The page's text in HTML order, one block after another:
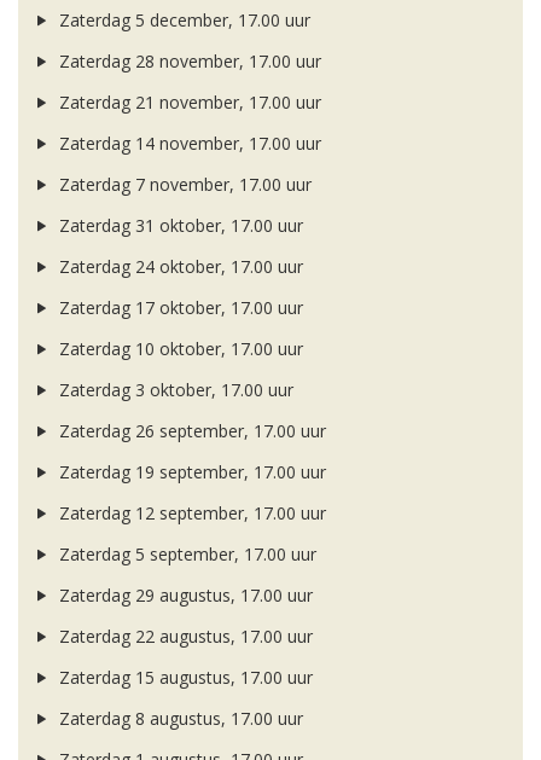
Zaterdag 5 december, 17.00 uur
Zaterdag 28 november, 17.00 uur
Zaterdag 21 november, 17.00 uur
Zaterdag 14 november, 17.00 uur
Zaterdag 7 november, 17.00 uur
Zaterdag 31 oktober, 17.00 uur
Zaterdag 24 oktober, 17.00 uur
Zaterdag 17 oktober, 17.00 uur
Zaterdag 10 oktober, 17.00 uur
Zaterdag 3 oktober, 17.00 uur
Zaterdag 26 september, 17.00 uur
Zaterdag 19 september, 17.00 uur
Zaterdag 12 september, 17.00 uur
Zaterdag 5 september, 17.00 uur
Zaterdag 29 augustus, 17.00 uur
Zaterdag 22 augustus, 17.00 uur
Zaterdag 15 augustus, 17.00 uur
Zaterdag 8 augustus, 17.00 uur